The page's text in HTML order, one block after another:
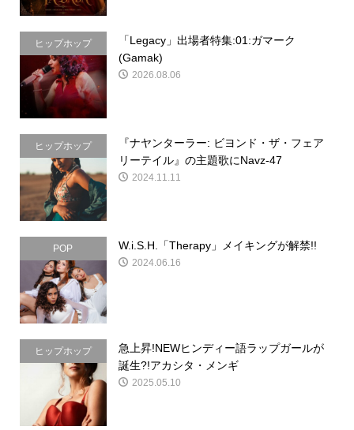
ヒップホップ
「Legacy」出場者特集:01:ガマーク
(Gamak)
2026.08.06
ヒップホップ
『ナヤンターラー: ビヨンド・ザ・フェア
リーテイル』の主題歌にNavz-47
2024.11.11
POP W.i.S.H.「Therapy」メイキングが解禁!!
2024.06.16
ヒップホップ
急上昇!NEWヒンディー語ラップガールが
誕生?!アカシタ・メンギ
2025.05.10